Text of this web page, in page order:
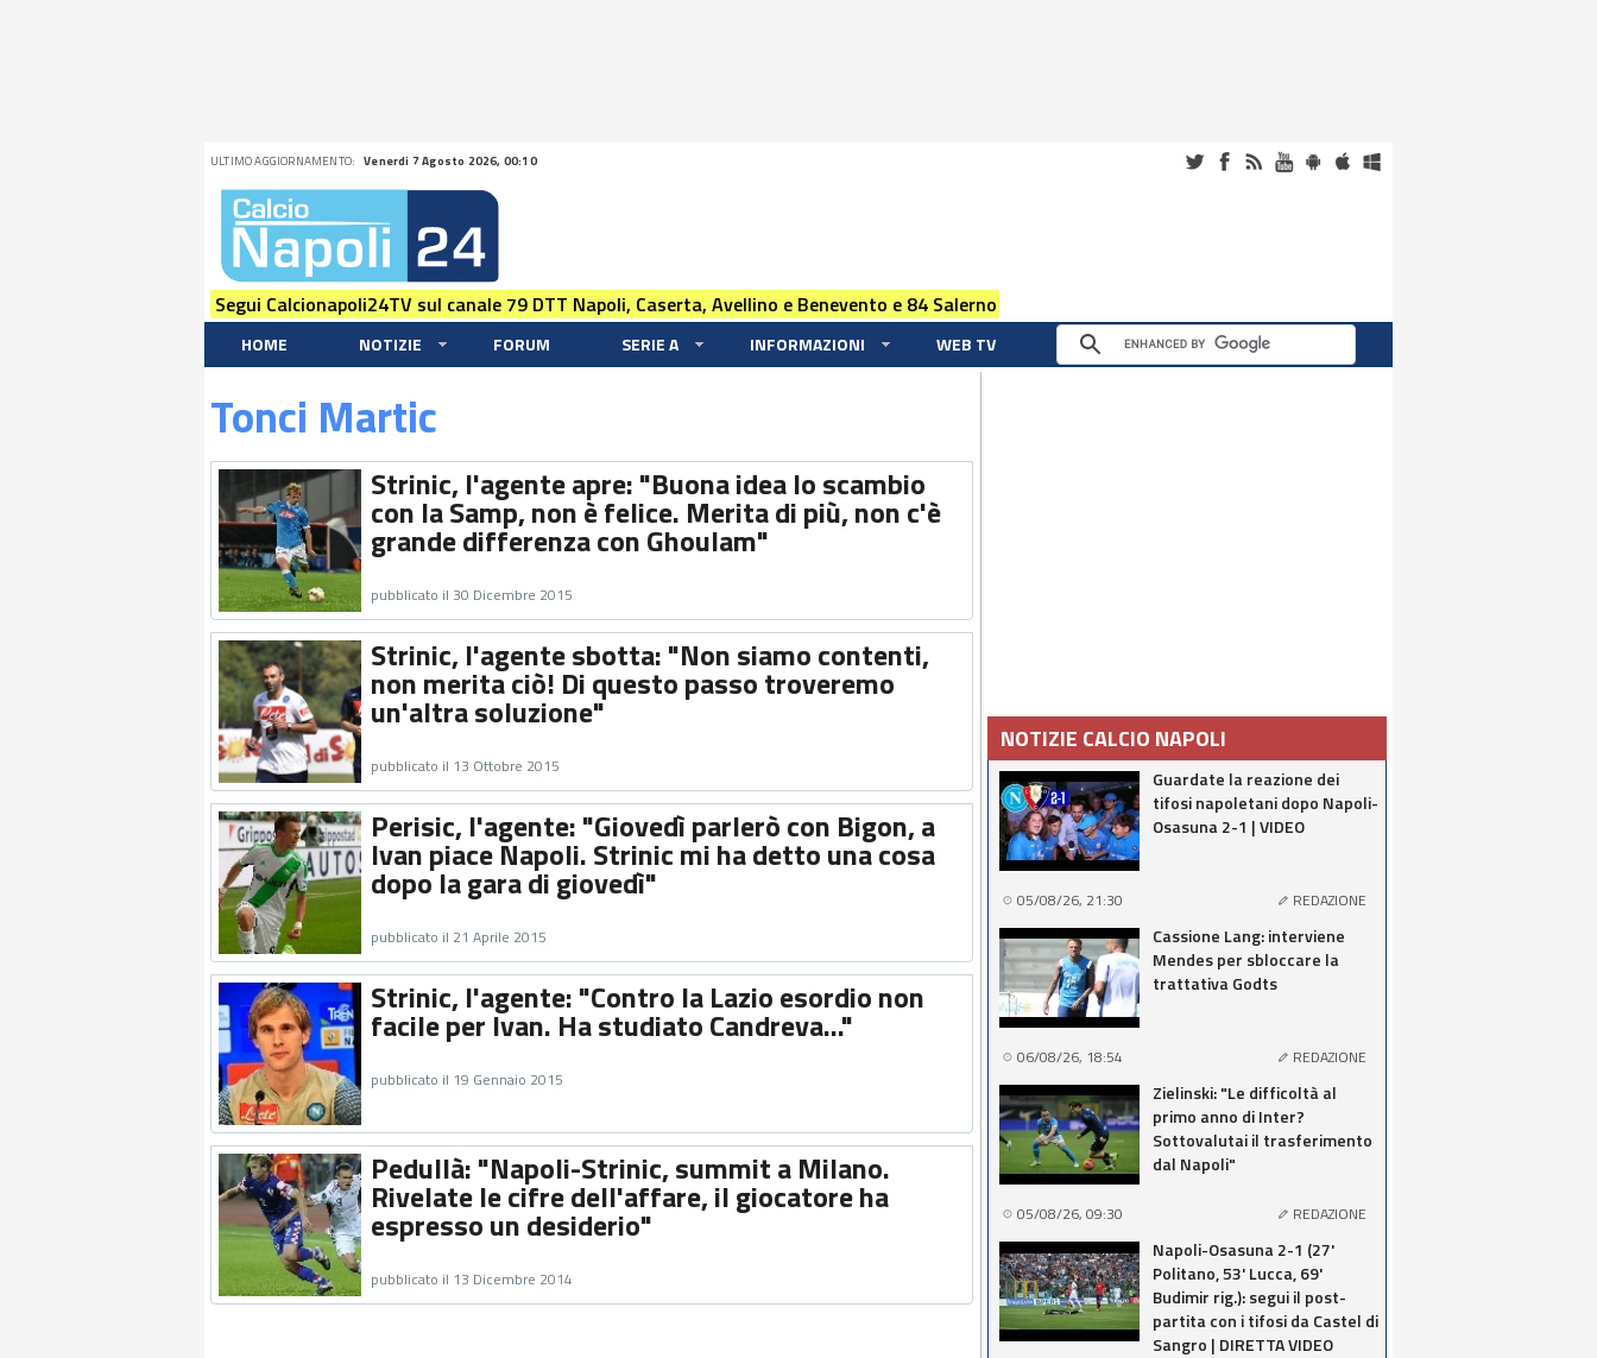
ULTIMO AGGIORNAMENTO: Venerdi 7 Agosto 2026, 00:10
Segui Calcionapoli24TV sul canale 79 DTT Napoli, Caserta, Avellino e Benevento e 84 Salerno
HOME NOTIZIE FORUM SERIE A INFORMAZIONI WEB TV
Tonci Martic
Strinic, l'agente apre: "Buona idea lo scambio
con la Samp, non è felice. Merita di più, non c'è
grande differenza con Ghoulam"
pubblicato il 30 Dicembre 2015
Strinic, l'agente sbotta: "Non siamo contenti,
non merita ciò! Di questo passo troveremo
un'altra soluzione"
pubblicato il 13 Ottobre 2015
Perisic, l'agente: "Giovedì parlerò con Bigon, a
Ivan piace Napoli. Strinic mi ha detto una cosa
dopo la gara di giovedì"
pubblicato il 21 Aprile 2015
Strinic, l'agente: "Contro la Lazio esordio non
facile per Ivan. Ha studiato Candreva..."
pubblicato il 19 Gennaio 2015
Pedullà: "Napoli-Strinic, summit a Milano.
Rivelate le cifre dell'affare, il giocatore ha
espresso un desiderio"
pubblicato il 13 Dicembre 2014
NOTIZIE CALCIO NAPOLI
Guardate la reazione dei
tifosi napoletani dopo Napoli-
Osasuna 2-1 | VIDEO
05/08/26, 21:30 REDAZIONE
Cassione Lang: interviene
Mendes per sbloccare la
trattativa Godts
06/08/26, 18:54 REDAZIONE
Zielinski: "Le difficoltà al
primo anno di Inter?
Sottovalutai il trasferimento
dal Napoli"
05/08/26, 09:30 REDAZIONE
Napoli-Osasuna 2-1 (27'
Politano, 53' Lucca, 69'
Budimir rig.): segui il post-
partita con i tifosi da Castel di
Sangro | DIRETTA VIDEO